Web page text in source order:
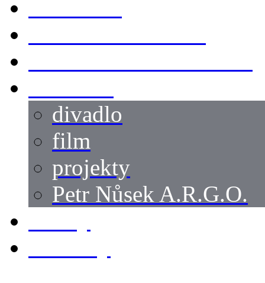
divadlo
film
projekty
Petr Nůsek A.R.G.O.